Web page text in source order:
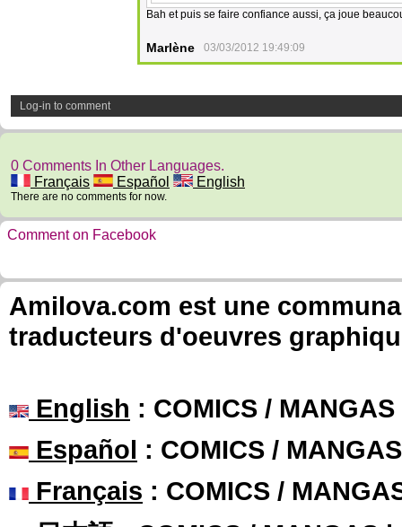
Bah et puis se faire confiance aussi, ça joue
Marlène 03/03/2012 19:49:09
Log-in to comment
0 Comments In Other Languages.
Français
Español English
There are no comments for now.
Comment on Facebook
Amilova.com est une
traducteurs d'oeuvres
English : COMICS /
Español : COMICS /
Français : COMICS /